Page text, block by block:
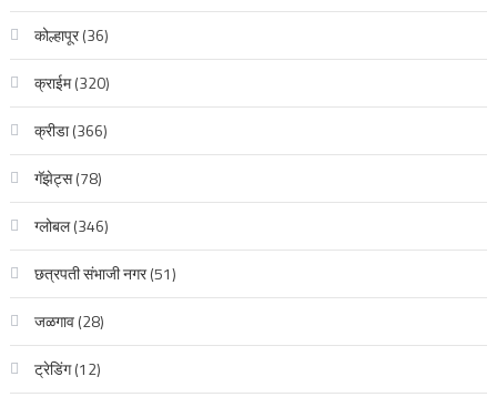
कोल्हापूर(36)
क्राईम(320)
क्रीडा(366)
गॅझेट्स(78)
ग्लोबल(346)
छत्रपती संभाजी नगर(51)
जळगाव(28)
ट्रेडिंग(12)